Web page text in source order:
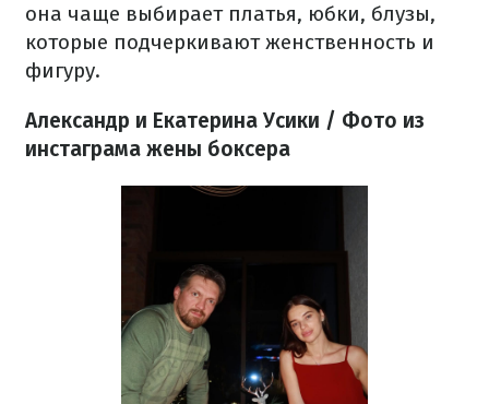
она чаще выбирает платья, юбки, блузы,
которые подчеркивают женственность и
фигуру.
Александр и Екатерина Усики / Фото из
инстаграма жены боксера